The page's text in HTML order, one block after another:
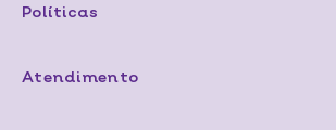
Políticas
Atendimento